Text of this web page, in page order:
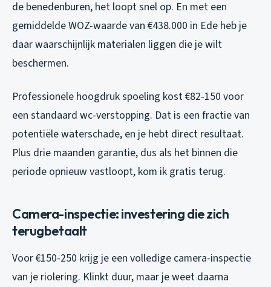
de benedenburen, het loopt snel op. En met een
gemiddelde WOZ-waarde van €438.000 in Ede heb je
daar waarschijnlijk materialen liggen die je wilt
beschermen.
Professionele hoogdruk spoeling kost €82-150 voor
een standaard wc-verstopping. Dat is een fractie van
potentiële waterschade, en je hebt direct resultaat.
Plus drie maanden garantie, dus als het binnen die
periode opnieuw vastloopt, kom ik gratis terug.
Camera-inspectie: investering die zich
terugbetaalt
Voor €150-250 krijg je een volledige camera-inspectie
van je riolering. Klinkt duur, maar je weet daarna